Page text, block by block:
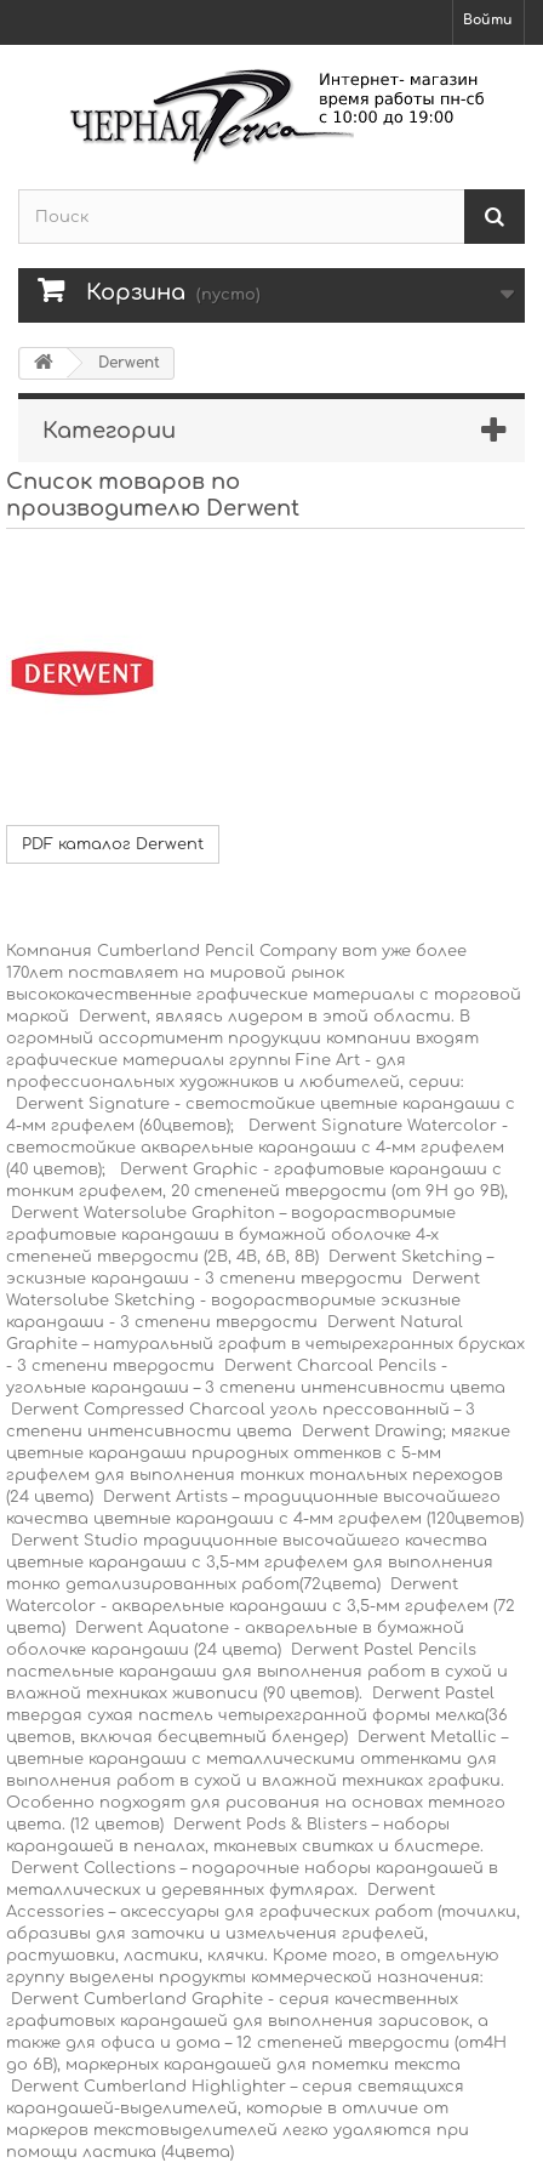
Войти
Корзина (пусто)
Derwent
Категории
Список товаров по
производителю Derwent
PDF каталог Derwent
Компания Cumberland Pencil Company вот уже более
170лет поставляет на мировой рынок
высококачественные графические материалы с торговой
маркой Derwent, являясь лидером в этой области. В
огромный ассортимент продукции компании входят
графические материалы группы Fine Art - для
профессиональных художников и любителей, серии:
Derwent Signature - светостойкие цветные карандаши с
4-мм грифелем (60цветов); Derwent Signature Watercolor -
светостойкие акварельные карандаши с 4-мм грифелем
(40 цветов); Derwent Graphic - графитовые карандаши с
тонким грифелем, 20 степеней твердости (от 9H до 9B),
Derwent Watersolube Graphiton – водорастворимые
графитовые карандаши в бумажной оболочке 4-х
степеней твердости (2В, 4В, 6В, 8В) Derwent Sketching –
эскизные карандаши - 3 степени твердости Derwent
Watersolube Sketching - водорастворимые эскизные
карандаши - 3 степени твердости Derwent Natural
Graphite – натуральный графит в четырехгранных брусках
- 3 степени твердости Derwent Charcoal Pencils -
угольные карандаши – 3 степени интенсивности цвета
Derwent Compressed Charcoal уголь прессованный – 3
степени интенсивности цвета Derwent Drawing; мягкие
цветные карандаши природных оттенков с 5-мм
грифелем для выполнения тонких тональных переходов
(24 цвета) Derwent Artists – традиционные высочайшего
качества цветные карандаши с 4-мм грифелем (120цветов)
Derwent Studio традиционные высочайшего качества
цветные карандаши с 3,5-мм грифелем для выполнения
тонко детализированных работ(72цвета) Derwent
Watercolor - акварельные карандаши с 3,5-мм грифелем (72
цвета) Derwent Aquatone - акварельные в бумажной
оболочке карандаши (24 цвета) Derwent Pastel Pencils
пастельные карандаши для выполнения работ в сухой и
влажной техниках живописи (90 цветов). Derwent Pastel
твердая сухая пастель четырехгранной формы мелка(36
цветов, включая бесцветный блендер) Derwent Metallic –
цветные карандаши с металлическими оттенками для
выполнения работ в сухой и влажной техниках графики.
Особенно подходят для рисования на основах темного
цвета. (12 цветов) Derwent Pods & Blisters – наборы
карандашей в пеналах, тканевых свитках и блистере.
Derwent Collections – подарочные наборы карандашей в
металлических и деревянных футлярах. Derwent
Accessories – аксессуары для графических работ (точилки,
абразивы для заточки и измельчения грифелей,
растушовки, ластики, клячки. Кроме того, в отдельную
группу выделены продукты коммерческой назначения:
Derwent Cumberland Graphite - серия качественных
графитовых карандашей для выполнения зарисовок, а
также для офиса и дома – 12 степеней твердости (от4H
до 6B), маркерных карандашей для пометки текста
Derwent Cumberland Highlighter – серия светящихся
карандашей-выделителей, которые в отличие от
маркеров текстовыделителей легко удаляются при
помощи ластика (4цвета)